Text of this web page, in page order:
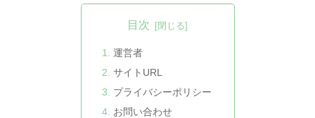
目次
運営者
サイトURL
プライバシーポリシー
お問い合わせ